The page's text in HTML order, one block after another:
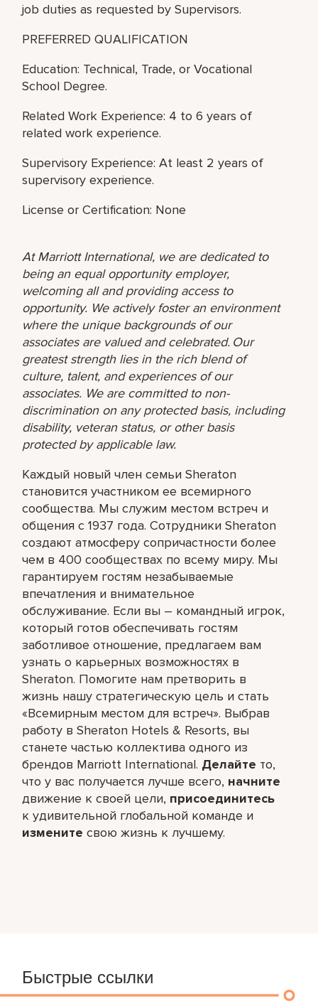
job duties as requested by Supervisors.
PREFERRED QUALIFICATION
Education: Technical, Trade, or Vocational
School Degree.
Related Work Experience: 4 to 6 years of
related work experience.
Supervisory Experience: At least 2 years of
supervisory experience.
License or Certification: None
At Marriott International, we are dedicated to
being an equal opportunity employer,
welcoming all and providing access to
opportunity. We actively foster an environment
where the unique backgrounds of our
associates are valued and celebrated. Our
greatest strength lies in the rich blend of
culture, talent, and experiences of our
associates. We are committed to non-
discrimination on any protected basis, including
disability, veteran status, or other basis
protected by applicable law.
Каждый новый член семьи Sheraton
становится участником ее всемирного
сообщества. Мы служим местом встреч и
общения с 1937 года. Сотрудники Sheraton
создают атмосферу сопричастности более
чем в 400 сообществах по всему миру. Мы
гарантируем гостям незабываемые
впечатления и внимательное
обслуживание. Если вы – командный игрок,
который готов обеспечивать гостям
заботливое отношение, предлагаем вам
узнать о карьерных возможностях в
Sheraton. Помогите нам претворить в
жизнь нашу стратегическую цель и стать
«Всемирным местом для встреч». Выбрав
работу в Sheraton Hotels & Resorts, вы
станете частью коллектива одного из
брендов Marriott International. Делайте то,
что у вас получается лучше всего,​ начните
движение к своей цели, присоединитесь
к удивительной глобальной команде и
измените свою жизнь к лучшему.
Быстрые ссылки